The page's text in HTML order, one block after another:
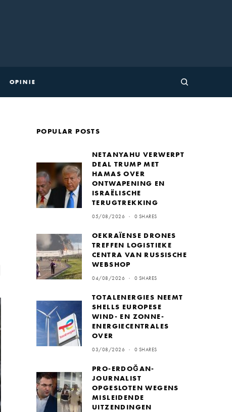
OPINIE
POPULAR POSTS
NETANYAHU VERWERPT
DEAL TRUMP MET
HAMAS OVER
ONTWAPENING EN
ISRAËLISCHE
TERUGTREKKING
05/08/2026 0 SHARES
OEKRAÏENSE DRONES
TREFFEN LOGISTIEKE
CENTRA VAN RUSSISCHE
WEBSHOP
04/08/2026 0 SHARES
TOTALENERGIES NEEMT
SHELLS EUROPESE
WIND- EN ZONNE-
ENERGIECENTRALES
OVER
03/08/2026 0 SHARES
PRO-ERDOĞAN-
JOURNALIST
OPGESLOTEN WEGENS
MISLEIDENDE
UITZENDINGEN